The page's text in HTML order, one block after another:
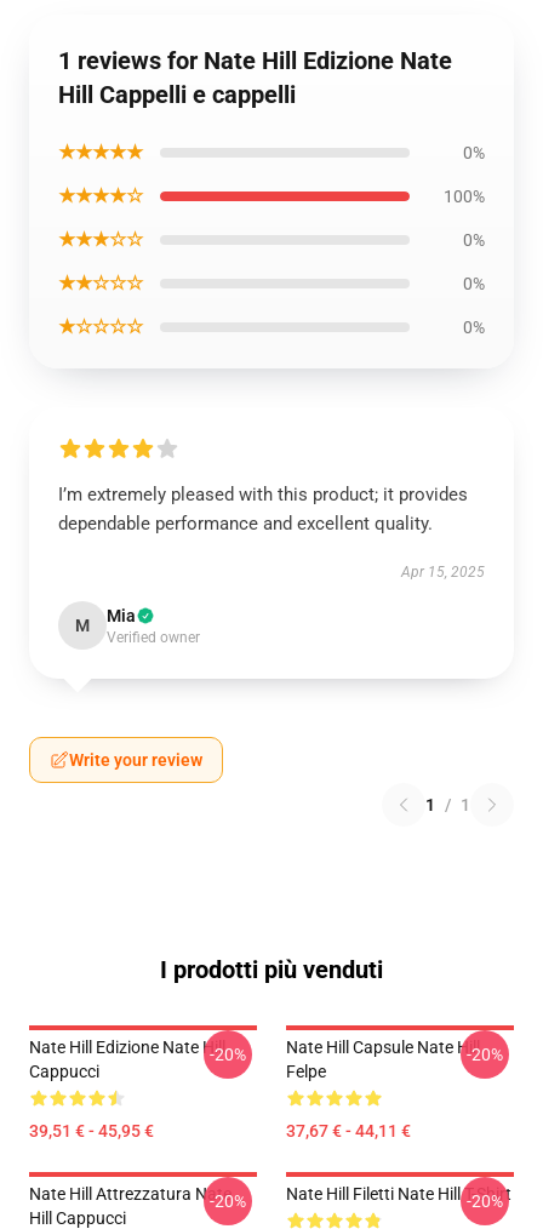
1 reviews for Nate Hill Edizione Nate
Hill Cappelli e cappelli
★★★★★ 0%
★★★★☆ 100%
★★★☆☆ 0%
★★☆☆☆ 0%
★☆☆☆☆ 0%
I’m extremely pleased with this product; it provides
dependable performance and excellent quality.
Apr 15, 2025
M Mia
Verified owner
Write your review
1 / 1
I prodotti più venduti
Nate Hill Edizione Nate Hill
Cappucci
39,51 € - 45,95 €
-20%
Nate Hill Capsule Nate Hill
Felpe
37,67 € - 44,11 €
-20%
Nate Hill Attrezzatura Nate
Hill Cappucci
-20% Nate Hill Filetti Nate Hill T-Shirt
-20%